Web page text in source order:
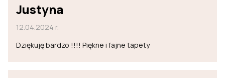
Justyna
12.04.2024 r.
Dziękuję bardzo !!!! Piękne i fajne tapety